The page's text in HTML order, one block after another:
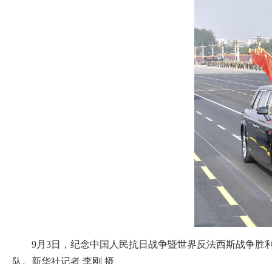
9月3日，纪念中国人民抗日战争暨世界反法西斯战争
队。新华社记者 李刚 摄